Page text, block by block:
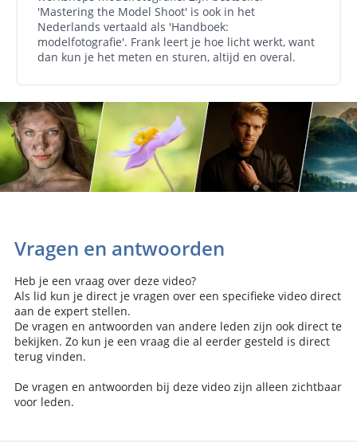
'Mastering the Model Shoot' is ook in het
Nederlands vertaald als 'Handboek:
modelfotografie'. Frank leert je hoe licht werkt, want
dan kun je het meten en sturen, altijd en overal.
Vragen en antwoorden
Heb je een vraag over deze video?
Als lid kun je direct je vragen over een specifieke video direct
aan de expert stellen.
De vragen en antwoorden van andere leden zijn ook direct te
bekijken. Zo kun je een vraag die al eerder gesteld is direct
terug vinden.
De vragen en antwoorden bij deze video zijn alleen zichtbaar
voor leden.